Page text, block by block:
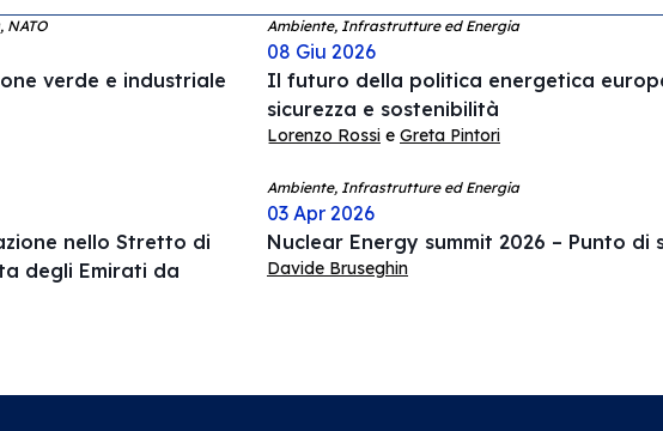
verde e industriale
Ambiente, Infrastrutture ed Energia
08 Giu 2026
Il futuro della politica energetica
sicurezza e sostenibilità
Lorenzo Rossi e Greta Pintori
nello Stretto di
degli Emirati da
Ambiente, Infrastrutture ed Energia
03 Apr 2026
Nuclear Energy summit 2026 – Punto di
Davide Bruseghin